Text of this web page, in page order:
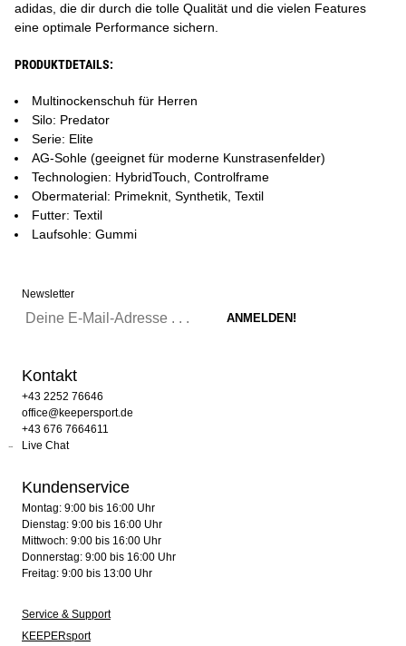
adidas, die dir durch die tolle Qualität und die vielen Features
eine optimale Performance sichern.
PRODUKTDETAILS:
Multinockenschuh für Herren
Silo: Predator
Serie: Elite
AG-Sohle (geeignet für moderne Kunstrasenfelder)
Technologien: HybridTouch, Controlframe
Obermaterial: Primeknit, Synthetik, Textil
Futter: Textil
Laufsohle: Gummi
Newsletter
Kontakt
+43 2252 76646
office@keepersport.de
+43 676 7664611
Live Chat
Kundenservice
Montag: 9:00 bis 16:00 Uhr
Dienstag: 9:00 bis 16:00 Uhr
Mittwoch: 9:00 bis 16:00 Uhr
Donnerstag: 9:00 bis 16:00 Uhr
Freitag: 9:00 bis 13:00 Uhr
Service & Support
KEEPERsport